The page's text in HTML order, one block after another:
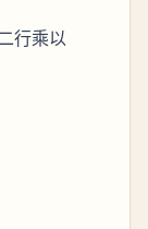
行乘以